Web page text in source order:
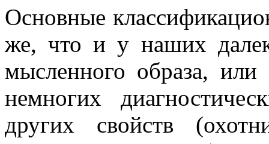
Основные
же, что и у наших
мысленного образа, или
немногих
других свойств